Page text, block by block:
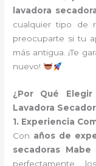
lavadora
cualquier tipo de
preocuparte si tu
más antigua. ¡Te
nuevo!
¿Por Qué
Lavadora
1. Experiencia
Con años de
secadoras
perfectamente